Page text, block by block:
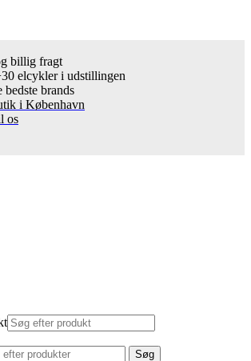
billig fragt
elcykler i udstillingen
bedste brands
i København
os
Søg